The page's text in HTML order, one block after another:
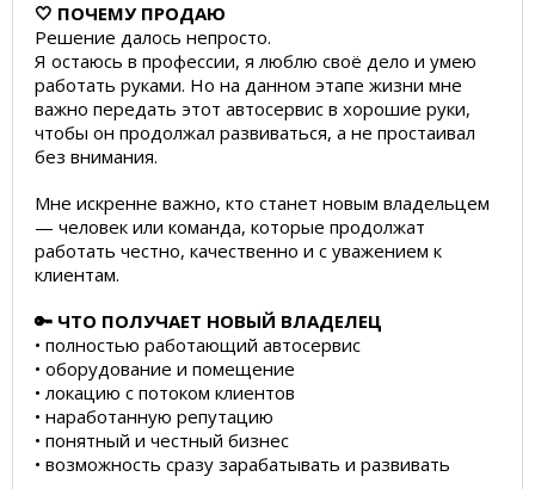
🤍 ПОЧЕМУ ПРОДАЮ
Решение далось непросто.
Я остаюсь в профессии, я люблю своё дело и умею
работать руками. Но на данном этапе жизни мне
важно передать этот автосервис в хорошие руки,
чтобы он продолжал развиваться, а не простаивал
без внимания.
Мне искренне важно, кто станет новым владельцем
— человек или команда, которые продолжат
работать честно, качественно и с уважением к
клиентам.
🔑 ЧТО ПОЛУЧАЕТ НОВЫЙ ВЛАДЕЛЕЦ
• полностью работающий автосервис
• оборудование и помещение
• локацию с потоком клиентов
• наработанную репутацию
• понятный и честный бизнес
• возможность сразу зарабатывать и развивать